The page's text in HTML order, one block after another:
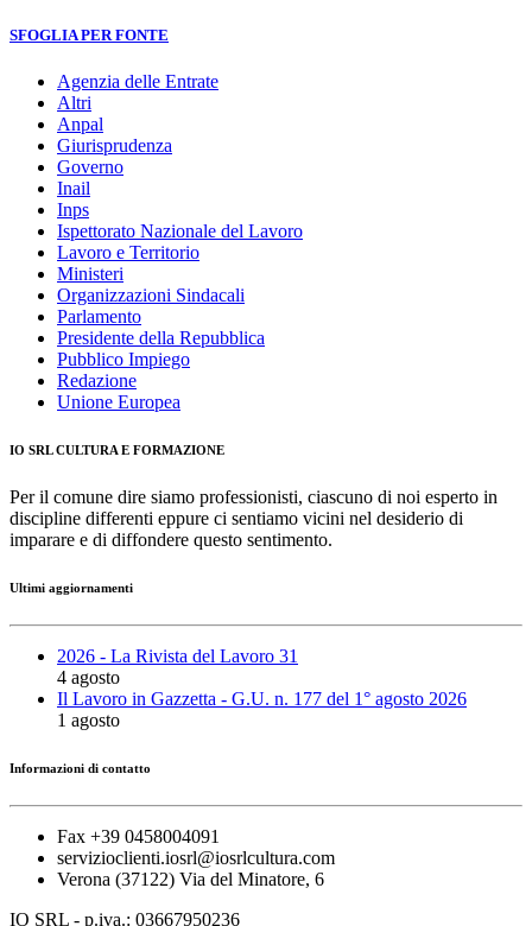
SFOGLIA PER FONTE
Agenzia delle Entrate
Altri
Anpal
Giurisprudenza
Governo
Inail
Inps
Ispettorato Nazionale del Lavoro
Lavoro e Territorio
Ministeri
Organizzazioni Sindacali
Parlamento
Presidente della Repubblica
Pubblico Impiego
Redazione
Unione Europea
IO SRL CULTURA E FORMAZIONE
Per il comune dire siamo professionisti, ciascuno di noi esperto in
discipline differenti eppure ci sentiamo vicini nel desiderio di
imparare e di diffondere questo sentimento.
Ultimi aggiornamenti
2026 - La Rivista del Lavoro 31
4 agosto
Il Lavoro in Gazzetta - G.U. n. 177 del 1° agosto 2026
1 agosto
Informazioni di contatto
Fax +39 0458004091
servizioclienti.iosrl@iosrlcultura.com
Verona (37122) Via del Minatore, 6
IO SRL - p.iva.: 03667950236